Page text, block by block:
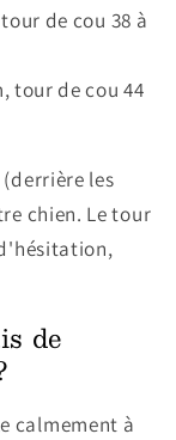
de cou 38 à
tour de cou 44
les
chien. Le tour
de
calmement à